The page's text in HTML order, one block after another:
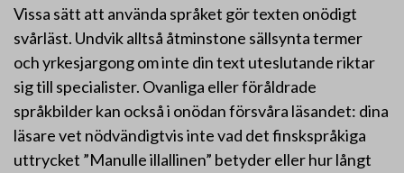
Vissa sätt att använda språket gör texten onödigt
svårläst. Undvik alltså åtminstone sällsynta termer
och yrkesjargong om inte din text uteslutande riktar
sig till specialister. Ovanliga eller föråldrade
språkbilder kan också i onödan försvåra läsandet: dina
läsare vet nödvändigtvis inte vad det finskspråkiga
uttrycket ”Manulle illallinen” betyder eller hur långt